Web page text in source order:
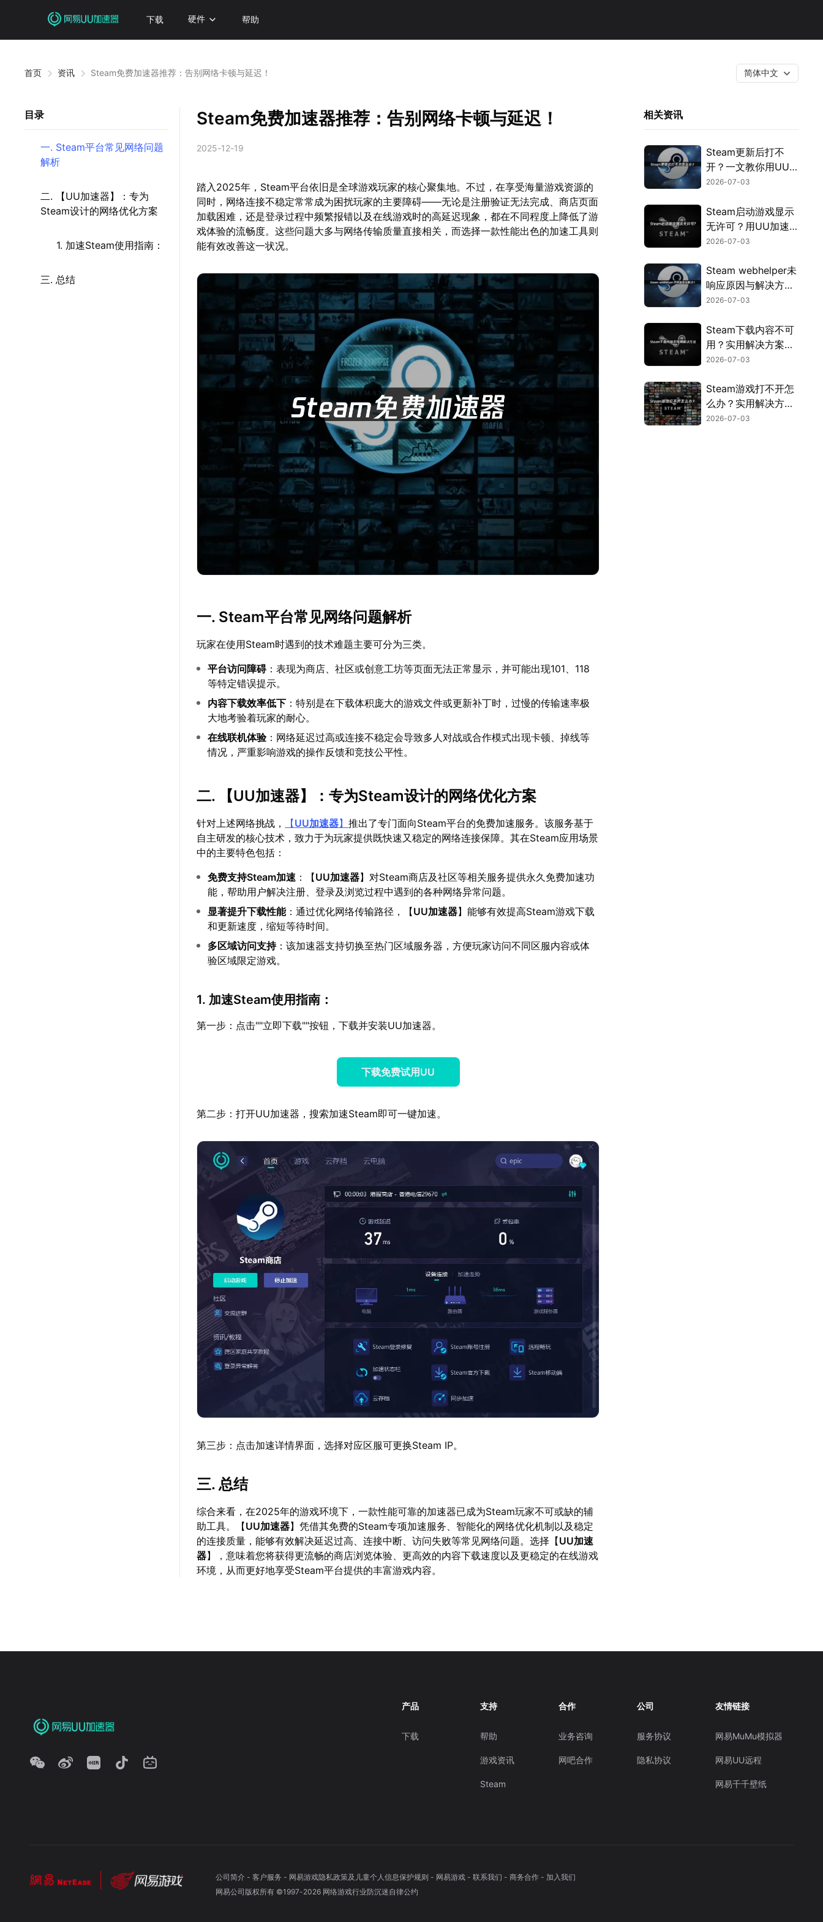
下载 硬件 帮助
首页 资讯 Steam免费加速器推荐：告别网络卡顿与延迟！ 简体中文
目录
一. Steam平台常见网络问题
解析
二. 【UU加速器】：专为
Steam设计的网络优化方案
1. 加速Steam使用指南：
三. 总结
Steam免费加速器推荐：告别网络卡顿与延迟！
2025-12-19
踏入2025年，Steam平台依旧是全球游戏玩家的核心聚集地。不过，在享受海量游戏资源的
同时，网络连接不稳定常常成为困扰玩家的主要障碍——无论是注册验证无法完成、商店页面
加载困难，还是登录过程中频繁报错以及在线游戏时的高延迟现象，都在不同程度上降低了游
戏体验的流畅度。这些问题大多与网络传输质量直接相关，而选择一款性能出色的加速工具则
能有效改善这一状况。
一. Steam平台常见网络问题解析
玩家在使用Steam时遇到的技术难题主要可分为三类。
平台访问障碍：表现为商店、社区或创意工坊等页面无法正常显示，并可能出现101、118
等特定错误提示。
内容下载效率低下 ：特别是在下载体积庞大的游戏文件或更新补丁时，过慢的传输速率极
大地考验着玩家的耐心。
在线联机体验：网络延迟过高或连接不稳定会导致多人对战或合作模式出现卡顿、掉线等
情况，严重影响游戏的操作反馈和竞技公平性。
二. 【UU加速器】：专为Steam设计的网络优化方案
针对上述网络挑战， 【UU加速器】推出了专门面向Steam平台的免费加速服务。该服务基于
自主研发的核心技术，致力于为玩家提供既快速又稳定的网络连接保障。其在Steam应用场景
中的主要特色包括：
免费支持Steam加速 ：【UU加速器】对Steam商店及社区等相关服务提供永久免费加速功
能，帮助用户解决注册、登录及浏览过程中遇到的各种网络异常问题。
显著提升下载性能：通过优化网络传输路径，【UU加速器】能够有效提高Steam游戏下载
和更新速度，缩短等待时间。
多区域访问支持：该加速器支持切换至热门区域服务器，方便玩家访问不同区服内容或体
验区域限定游戏。
1. 加速Steam使用指南：
第一步：点击""立即下载""按钮，下载并安装UU加速器。
下载免费试用UU
第二步：打开UU加速器，搜索加速Steam即可一键加速。
第三步：点击加速详情界面，选择对应区服可更换Steam IP。
三. 总结
综合来看，在2025年的游戏环境下，一款性能可靠的加速器已成为Steam玩家不可或缺的辅
助工具。【UU加速器】凭借其免费的Steam专项加速服务、智能化的网络优化机制以及稳定
的连接质量，能够有效解决延迟过高、连接中断、访问失败等常见网络问题。选择【UU加速
器】，意味着您将获得更流畅的商店浏览体验、更高效的内容下载速度以及更稳定的在线游戏
环境，从而更好地享受Steam平台提供的丰富游戏内容。
相关资讯
Steam更新后打不
开？一文教你用UU
加速器快速解决！
2026-07-03
Steam启动游戏显示
无许可？用UU加速
器免费优化授权验
2026-07-03
Steam webhelper未
响应原因与解决方法
全解析！
2026-07-03
Steam下载内容不可
用？实用解决方案来
了！
2026-07-03
Steam游戏打不开怎
么办？实用解决方法
全汇总！
2026-07-03
产品
下载
支持
帮助
游戏资讯
Steam
合作
业务咨询
网吧合作
公司
服务协议
隐私协议
友情链接
网易MuMu模拟器
网易UU远程
网易千千壁纸
公司简介- 客户服务 - 网易游戏隐私政策及儿童个人信息保护规则 - 网易游戏- 联系我们 - 商务合作- 加入我们
网易公司版权所有 ©1997-2026 网络游戏行业防沉迷自律公约